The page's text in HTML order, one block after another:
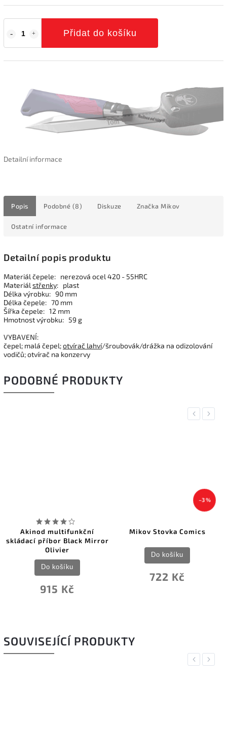
Přidat do košíku
Detailní informace
Popis Podobné (8) Diskuze Značka Mikov
Ostatní informace
Detailní popis produktu
Materiál čepele: nerezová ocel 420 - 55HRC
Materiál střenky: plast
Délka výrobku: 90 mm
Délka čepele: 70 mm
Šířka čepele: 12 mm
Hmotnost výrobku: 59 g
VYBAVENÍ:
čepel; malá čepel;otvírač lahví/šroubovák/drážka na odizolování
vodičů; otvírač na konzervy
PODOBNÉ PRODUKTY
Previous
Akinod multifunkční
skládací příbor Black Mirror
Olivier
915 Kč
Do košíku
–3 %
Mikov Stovka Comics
722 Kč
Do košíku
Next
SOUVISEJÍCÍ PRODUKTY
Previous
Next